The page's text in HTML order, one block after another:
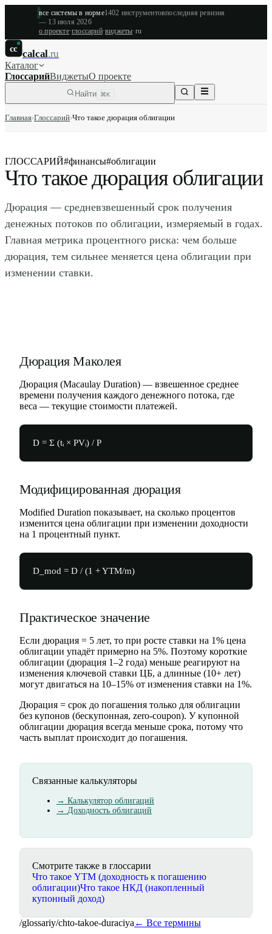
все системы в норме1402 инструментовпоследняя ревизия
— 13 июля 2026
о проекте·глоссарий·виджеты·ru
cc calcal.ru
Каталог
ГлоссарийВиджетыО проекте
Найти ⌘K
Главная›Глоссарий›Что такое дюрация облигации
ГЛОССАРИЙ#финансы#облигации
Что такое дюрация облигации
Дюрация — средневзвешенный срок получения
денежных потоков по облигации, измеряемый в годах.
Главная метрика процентного риска: чем больше
дюрация, тем сильнее меняется цена облигации при
изменении ставки.
Дюрация Маколея
Дюрация (Macaulay Duration) — взвешенное среднее
времени получения каждого денежного потока, где
веса — текущие стоимости платежей.
D = Σ (tᵢ × PVᵢ) / P
Модифицированная дюрация
Modified Duration показывает, на сколько процентов
изменится цена облигации при изменении доходности
на 1 процентный пункт.
D_mod = D / (1 + YTM/m)
Практическое значение
Если дюрация = 5 лет, то при росте ставки на 1% цена
облигации упадёт примерно на 5%. Поэтому короткие
облигации (дюрация 1–2 года) меньше реагируют на
изменения ключевой ставки ЦБ, а длинные (10+ лет)
могут двигаться на 10–15% от изменения ставки на 1%.
Дюрация = срок до погашения только для облигации
без купонов (бескупонная, zero-coupon). У купонной
облигации дюрация всегда меньше срока, потому что
часть выплат происходит до погашения.
Связанные калькуляторы
→ Калькулятор облигаций
→ Доходность облигаций
Смотрите также в глоссарии
Что такое YTM (доходность к погашению
облигации)Что такое НКД (накопленный
купонный доход)
/glossariy/chto-takoe-duraciya ← Все термины